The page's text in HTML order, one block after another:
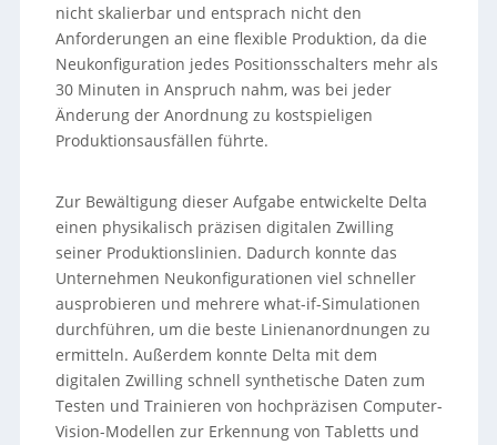
nicht skalierbar und entsprach nicht den
Anforderungen an eine flexible Produktion, da die
Neukonfiguration jedes Positionsschalters mehr als
30 Minuten in Anspruch nahm, was bei jeder
Änderung der Anordnung zu kostspieligen
Produktionsausfällen führte.
Zur Bewältigung dieser Aufgabe entwickelte Delta
einen physikalisch präzisen digitalen Zwilling
seiner Produktionslinien. Dadurch konnte das
Unternehmen Neukonfigurationen viel schneller
ausprobieren und mehrere what-if-Simulationen
durchführen, um die beste Linienanordnungen zu
ermitteln. Außerdem konnte Delta mit dem
digitalen Zwilling schnell synthetische Daten zum
Testen und Trainieren von hochpräzisen Computer-
Vision-Modellen zur Erkennung von Tabletts und